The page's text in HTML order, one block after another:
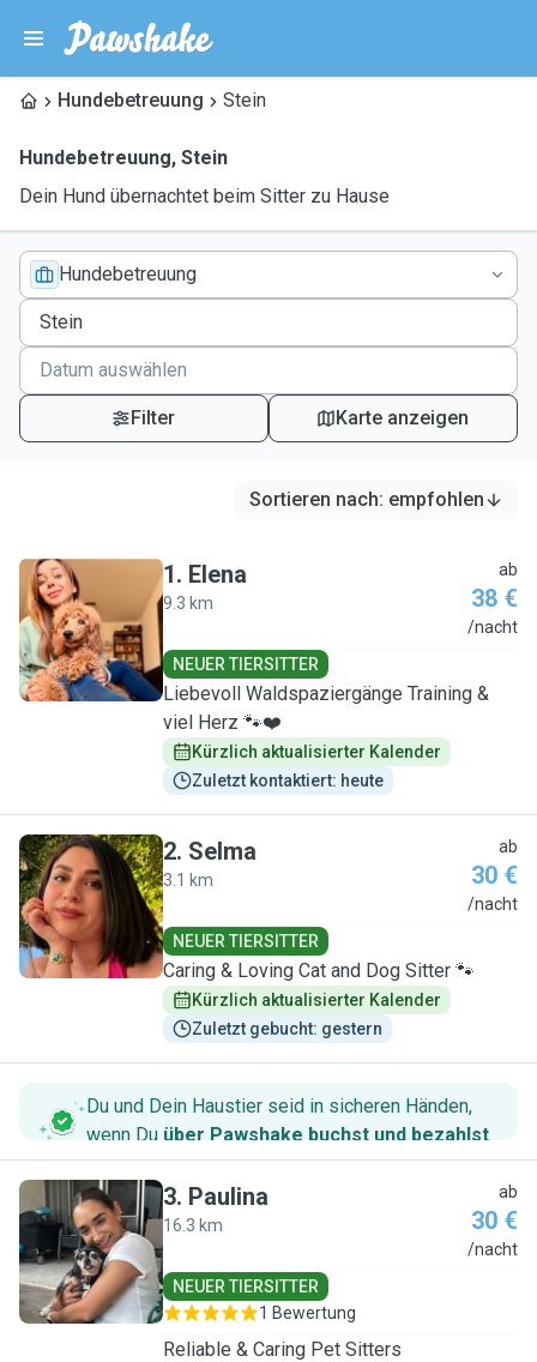
Hundebetreuung Stein
Hundebetreuung, Stein
Dein Hund übernachtet beim Sitter zu Hause
Hundebetreuung
Filter Karte anzeigen
Sortieren nach: empfohlen
E
1. Elena
9.3 km
ab
38 €
/nacht
NEUER TIERSITTER
Liebevoll Waldspaziergänge Training &
viel Herz 🐾❤️
Kürzlich aktualisierter Kalender
Zuletzt kontaktiert: heute
S
2. Selma
3.1 km
ab
30 €
/nacht
NEUER TIERSITTER
Caring & Loving Cat and Dog Sitter 🐾
Kürzlich aktualisierter Kalender
Zuletzt gebucht: gestern
Du und Dein Haustier seid in sicheren Händen,
wenn Du über Pawshake buchst und bezahlst.
P
3. Paulina
16.3 km
ab
30 €
/nacht
NEUER TIERSITTER
1 Bewertung
Reliable & Caring Pet Sitters